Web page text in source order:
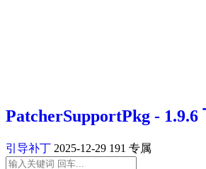
PatcherSupportPkg - 1.9.6
引导补丁 2025-12-29 191 专属